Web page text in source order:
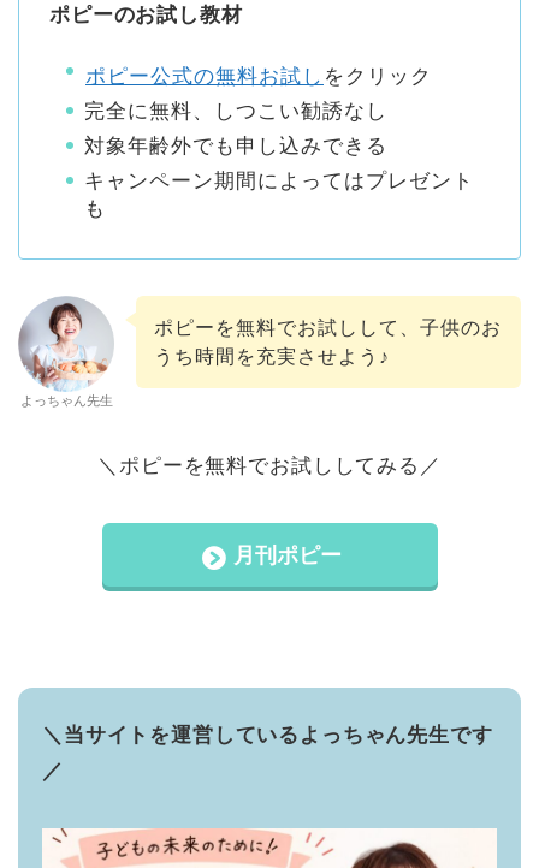
ポピーのお試し教材
ポピー公式の無料お試し をクリック
完全に無料、しつこい勧誘なし
対象年齢外でも申し込みできる
キャンペーン期間によってはプレゼント
も
よっちゃん先生
ポピーを無料でお試しして、子供のお
うち時間を充実させよう♪
＼ポピーを無料でお試ししてみる／
月刊ポピー
＼当サイトを運営しているよっちゃん先生です
／